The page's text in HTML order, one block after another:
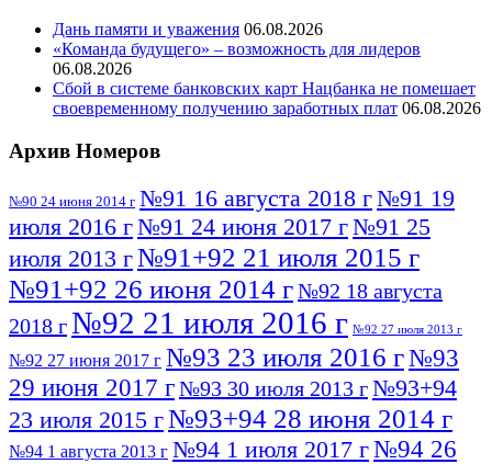
Дань памяти и уважения 06.08.2026
«Команда будущего» – возможность для лидеров
06.08.2026
Сбой в системе банковских карт Нацбанка не помешает
своевременному получению заработных плат 06.08.2026
Архив Номеров
№90 24 июня 2014 г №91 16 августа 2018 г№91 19
июля 2016 г№91 24 июня 2017 г№91 25
июля 2013 г№91+92 21 июля 2015 г
№91+92 26 июня 2014 г№92 18 августа
2018 г№92 21 июля 2016 г №92 27 июля 2013 г
№92 27 июня 2017 г №93 23 июля 2016 г№93
29 июня 2017 г№93 30 июля 2013 г№93+94
23 июля 2015 г№93+94 28 июня 2014 г
№94 1 августа 2013 г №94 1 июля 2017 г№94 26